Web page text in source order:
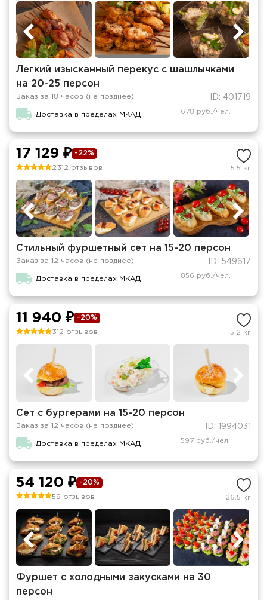
Легкий изысканный перекус с шашлычками
на 20-25 персон
Заказ за 18 часов (не позднее) ID: 401719
Доставка в пределах МКАД 678 руб./чел.
17 129 ₽ -22%
2312 отзывов 5.5 кг
Стильный фуршетный сет на 15-20 персон
Заказ за 12 часов (не позднее) ID: 549617
Доставка в пределах МКАД 856 руб./чел.
11 940 ₽ -20%
312 отзывов 5.2 кг
Сет с бургерами на 15-20 персон
Заказ за 12 часов (не позднее) ID: 1994031
Доставка в пределах МКАД 597 руб./чел.
54 120 ₽ -20%
59 отзывов 26.5 кг
Фуршет с холодными закусками на 30
персон